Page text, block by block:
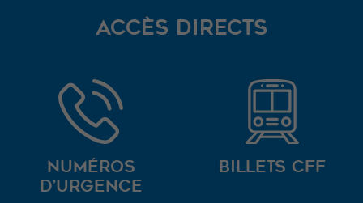
ACCÈS DIRECTS
NUMÉROS
D’URGENCE
BILLETS CFF